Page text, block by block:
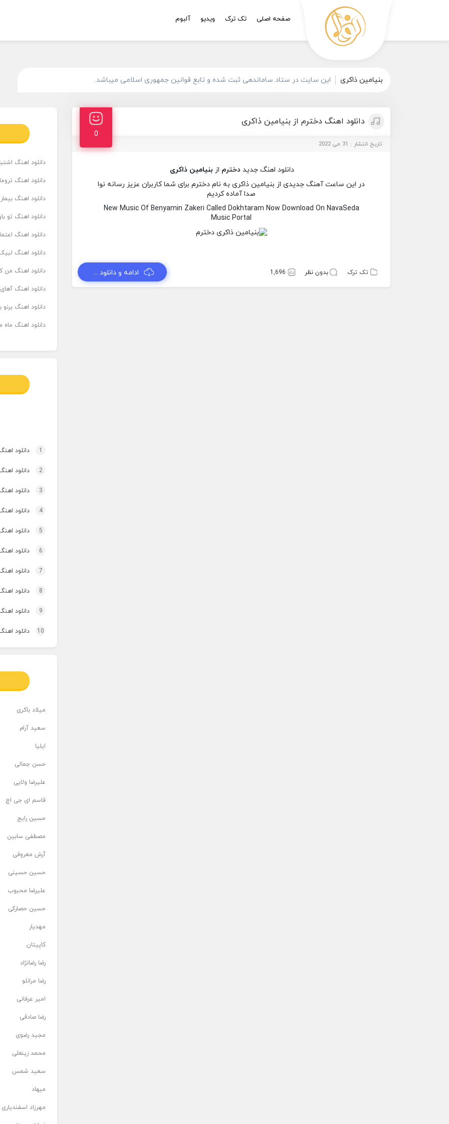
صفحه اصلی تک ترک ویدیو آلبوم
بنیامین ذاکری این سایت در ستاد ساماندهی ثبت شده و تابع قوانین جمهوری اسلامی میباشد.
دانلود اهنگ دخترم از بنیامین ذاکری
0
تاریخ انتشار : 31 می 2022
دانلود اهنگ جدیددخترم از بنیامین ذاکری
در این ساعت آهنگ جدیدی از بنیامین ذاکری به نام دخترم برای شما کاربران عزیز رسانه نوا
صدا آماده کردیم
New Music Of Benyamin Zakeri Called Dokhtaram Now Download On NavaSeda
Music Portal
تک ترک بدون نظر 1,696 ادامه و دانلود ...
دانلود اهنگ
دانلود اهنگ
دانلود اهنگ
دانلود اهنگ تو
دانلود اهنگ
دانلود اهنگ
دانلود اهنگ من
دانلود اهنگ
دانلود اهنگ برنو بدوش ۲ از
دانلود اهنگ ماه
1 دانلود
2 دانلود
3 دانلود اهنگ تاپ و
4 دانلود
5 دانلود اهنگ برنو
6 دانلود
7 دانلود
8 دانلود
9 دانلود
10 دانلود
میلاد باکری
سعید آرام
ایلیا
حسن جمالی
علیرضا ولایی
قاسم ای جی اچ
حسین رایج
مصطفی سابین
آرش معروفی
حسین حسینی
علیرضا محبوب
حسین حصارکی
مهدیار
کاپیتان
رضا رضانژاد
رضا مرانلو
امیر عرفانی
رضا صادقی
مجید رضوی
محمد زینعلی
سعید شمس
میهاد
مهرزاد اسفندیاری